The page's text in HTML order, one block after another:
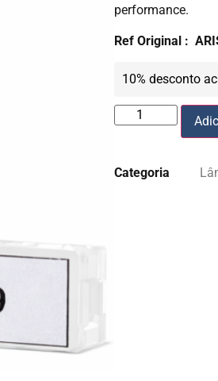
performance.
Ref Original :
10% desconto
Categoria